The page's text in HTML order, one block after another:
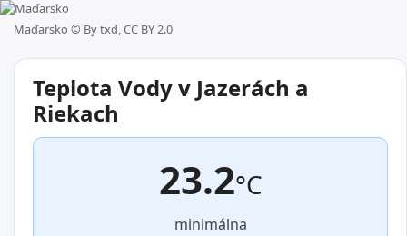
Maďarsko © By txd, CC BY 2.0
Teplota Vody v Jazerách a
Riekaсh
23.2°C
minimálna